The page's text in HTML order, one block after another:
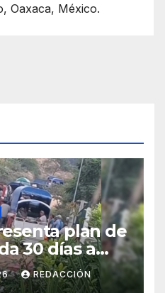
Oaxaca, México.
plan de
30 días a
para
territorial
REDACCIÓN